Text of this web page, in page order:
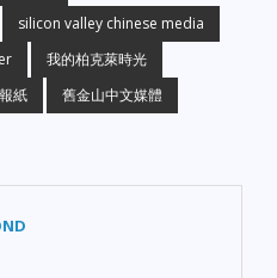
silicon valley chinese media
我的柏克萊時光
紙
舊金山中文媒體